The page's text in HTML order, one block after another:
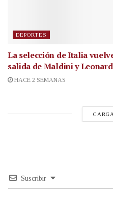
DEPORTES
La selección de Italia
salida de Maldini y
HACE 2 SEMANAS
Suscribir